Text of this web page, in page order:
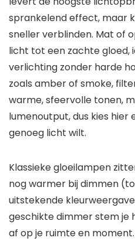
sprankelend effect, maar
sneller verblinden. Mat of
licht tot een zachte gloed,
verlichting zonder harde
zoals amber of smoke,
warme, sfeervolle tonen,
lumenoutput, dus kies hier
genoeg licht wilt.
Klassieke gloeilampen
nog warmer bij dimmen
uitstekende kleurweergave
geschikte dimmer stem je
af op je ruimte en moment.